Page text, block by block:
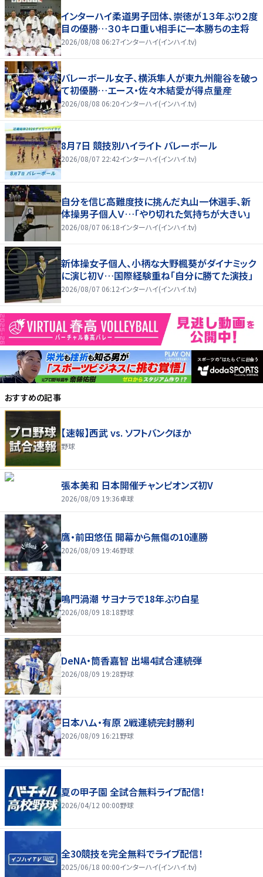
インターハイ柔道男子団体、崇徳が１３年ぶり２度
目の優勝…３０キロ重い相手に一本勝ちの主将
2026/08/08 06:27インターハイ(インハイ.tv)
バレーボール女子、横浜隼人が東九州龍谷を破っ
て初優勝…エース・佐々木結愛が得点量産
2026/08/08 06:20インターハイ(インハイ.tv)
8月7日 競技別ハイライト バレーボール
2026/08/07 22:42インターハイ(インハイ.tv)
自分を信じ高難度技に挑んだ丸山一休選手、新
体操男子個人Ｖ…「やり切れた気持ちが大きい」
2026/08/07 06:18インターハイ(インハイ.tv)
新体操女子個人、小柄な大野楓葵がダイナミック
に演じ初Ｖ…国際経験重ね「自分に勝てた演技」
2026/08/07 06:12インターハイ(インハイ.tv)
おすすめの記事
【速報】西武 vs. ソフトバンクほか
野球
張本美和 日本開催チャンピオンズ初V
2026/08/09 19:36卓球
鷹・前田悠伍 開幕から無傷の10連勝
2026/08/09 19:46野球
鳴門渦潮 サヨナラで18年ぶり白星
2026/08/09 18:18野球
DeNA・筒香嘉智 出場4試合連続弾
2026/08/09 19:28野球
日本ハム・有原 2戦連続完封勝利
2026/08/09 16:21 野球
夏の甲子園 全試合無料ライブ配信！
2026/04/12 00:00野球
全30競技を完全無料でライブ配信！
2025/06/18 00:00インターハイ(インハイ.tv)